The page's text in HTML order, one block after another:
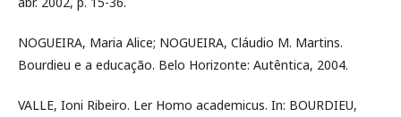
NOGUEIRA, Maria Alice; NOGUEIRA, Cláudio M. Martins.
Bourdieu e a educação. Belo Horizonte: Autêntica, 2004.
VALLE, Ioni Ribeiro. Ler Homo academicus. In: BOURDIEU,